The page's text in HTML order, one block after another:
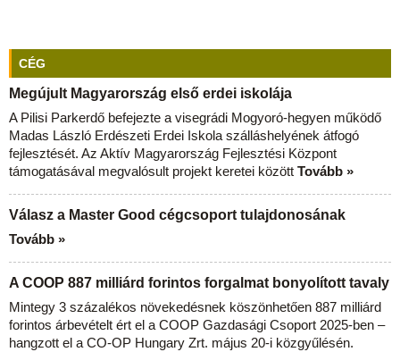
CÉG
Megújult Magyarország első erdei iskolája
A Pilisi Parkerdő befejezte a visegrádi Mogyoró-hegyen működő
Madas László Erdészeti Erdei Iskola szálláshelyének átfogó
fejlesztését. Az Aktív Magyarország Fejlesztési Központ
támogatásával megvalósult projekt keretei között Tovább »
Válasz a Master Good cégcsoport tulajdonosának
Tovább »
A COOP 887 milliárd forintos forgalmat bonyolított tavaly
Mintegy 3 százalékos növekedésnek köszönhetően 887 milliárd
forintos árbevételt ért el a COOP Gazdasági Csoport 2025-ben –
hangzott el a CO-OP Hungary Zrt. május 20-i közgyűlésén.